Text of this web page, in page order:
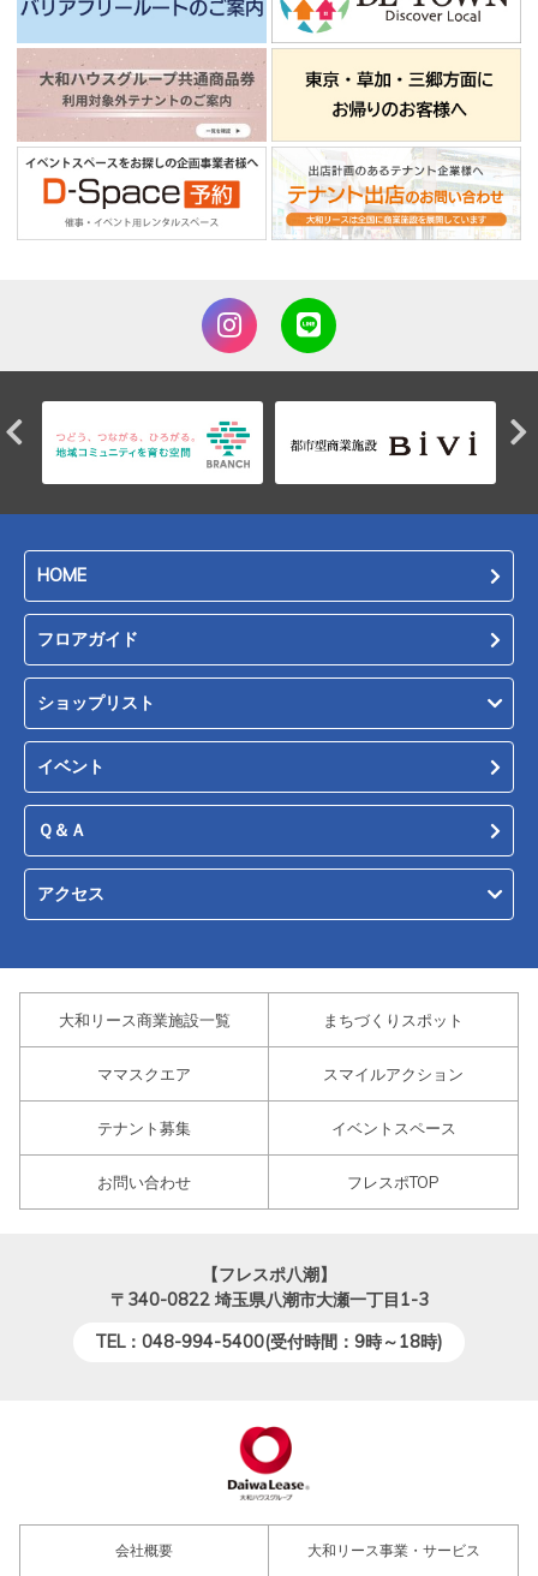
HOME
フロアガイド
ショップリスト
イベント
Ｑ＆Ａ
アクセス
大和リース商業施設一覧 まちづくりスポット
ママスクエア スマイルアクション
テナント募集 イベントスペース
お問い合わせ フレスポTOP
【フレスポ八潮】
〒340-0822 埼玉県八潮市大瀬一丁目1-3
TEL：048-994-5400(受付時間：9時～18時)
会社概要 大和リース事業・サービス